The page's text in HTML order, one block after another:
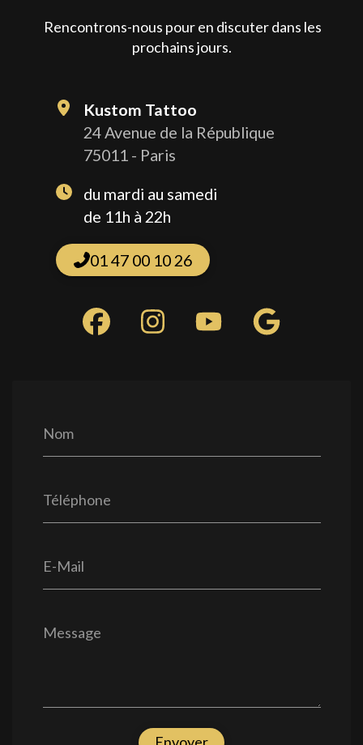
Rencontrons-nous pour en discuter dans les
prochains jours.
Nom
Téléphone
E-Mail
Message
Kustom Tattoo
24 Avenue de la République
75011 - Paris
du mardi au samedi
de 11h à 22h
01 47 00 10 26